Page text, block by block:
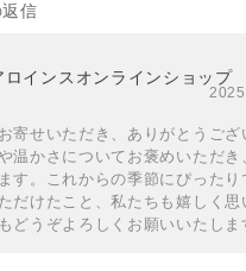
信
ロインスオンラインショップ
寄せいただき、ありがとうござ
温かさについてお褒めいただき
す。これからの季節にぴったり
だけたこと、私たちも嬉しく思
どうぞよろしくお願いいたしま